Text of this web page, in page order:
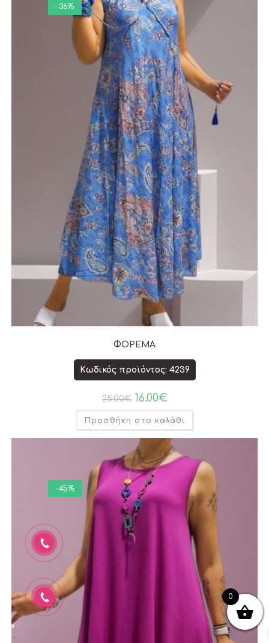
-36%
ΦΟΡΕΜΑ
Κωδικός προϊόντος: 4239
25.00€ 16.00€
Προσθήκη στο καλάθι
-45%
0